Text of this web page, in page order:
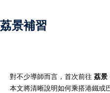
荔景補習
對不少導師而言，首次前往 荔景
本文將清晰說明如何乘搭港鐵或